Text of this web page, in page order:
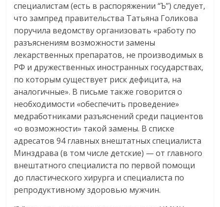
специалистам (есть в распоряжении “Ъ”) следует,
что зампред правительства Татьяна Голикова
поручила ведомству организовать «работу по
разъяснениям возможности замены
лекарственных препаратов, не производимых в
РФ и дружественных иностранных государствах,
по которым существует риск дефицита, на
аналогичные». В письме также говорится о
необходимости «обеспечить проведение»
медработниками разъяснений среди пациентов
«о возможности» такой замены. В списке
адресатов 94 главных внештатных специалиста
Минздрава (в том числе детские) — от главного
внештатного специалиста по первой помощи
до пластического хирурга и специалиста по
репродуктивному здоровью мужчин.